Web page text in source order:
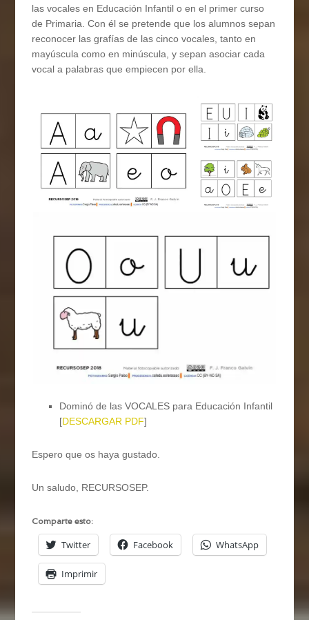
las vocales en Educación Infantil o en el primer curso
de Primaria. Con él se pretende que los alumnos sepan
reconocer las grafías de las cinco vocales, tanto en
mayúscula como en minúscula, y sepan asociar cada
vocal a palabras que empiecen por ella.
Dominó de las VOCALES para Educación Infantil
[DESCARGAR PDF]
Espero que os haya gustado.
Un saludo, RECURSOSEP.
Comparte esto:
Twitter Facebook WhatsApp
Imprimir